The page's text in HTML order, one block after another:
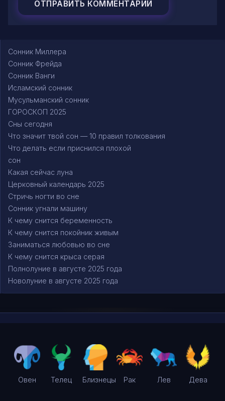
Сонник Миллера
Сонник Фрейда
Сонник Ванги
Исламский сонник
Мусульманский сонник
ГОРОСКОП 2025
Сны сегодня
Что значит твой сон — 10 правил толкования
Что делать если приснился плохой
сон
Какая сейчас луна
Церковный календарь 2025
Стричь ногти во сне
Сонник угнали машину
К чему снится беременность
К чему снится покойник живым
Заниматься любовью во сне
К чему снится крыса серая
Полнолуние в августе 2025 года
Новолуние в августе 2025 года
Овен Телец Близнецы Рак Лев Дева